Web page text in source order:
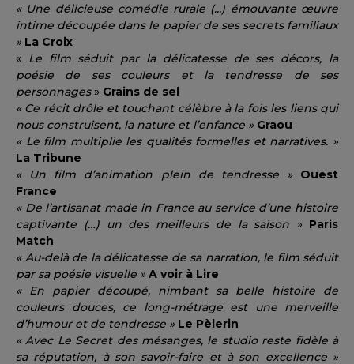
« Une délicieuse comédie rurale (...) émouvante œuvre
intime découpée dans le papier de ses secrets familiaux
» La Croix
« Le film séduit par la délicatesse de ses décors, la
poésie de ses couleurs et la tendresse de ses
personnages» Grains de sel
« Ce récit drôle et touchant célèbre à la fois les liens qui
nous construisent, la nature et l’enfance » Graou
« Le film multiplie les qualités formelles et narratives. »
La Tribune
« Un film d’animation plein de tendresse » Ouest
France
« De l’artisanat made in France au service d’une histoire
captivante (…) un des meilleurs de la saison » Paris
Match
« Au-delà de la délicatesse de sa narration, le film séduit
par sa poésie visuelle » A voir à Lire
« En papier découpé, nimbant sa belle histoire de
couleurs douces, ce long-métrage est une merveille
d’humour et de tendresse » Le Pèlerin
« Avec Le Secret des mésanges, le studio reste fidèle à
sa réputation, à son savoir-faire et à son excellence »